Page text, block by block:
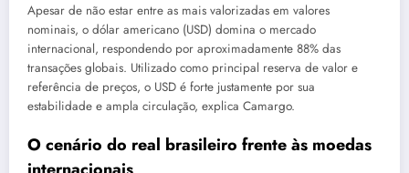
Apesar de não estar entre as mais valorizadas em valores
nominais, o dólar americano (USD) domina o mercado
internacional, respondendo por aproximadamente 88% das
transações globais. Utilizado como principal reserva de valor e
referência de preços, o USD é forte justamente por sua
estabilidade e ampla circulação, explica Camargo.
O cenário do real brasileiro frente às moedas